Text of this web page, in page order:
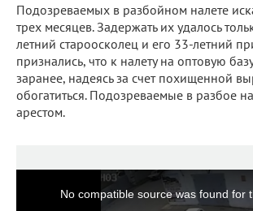
Подозреваемых в разбойном налете
трех месяцев. Задержать их удалось
летний староосколец и его 33-летний
признались, что к налету на оптовую
заранее, надеясь за счет похищенной
обогатиться. Подозреваемые в разбое
арестом.
No compatible source was found for